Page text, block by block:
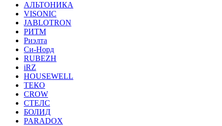
АЛЬТОНИКА
VISONIC
JABLOTRON
РИТМ
Риэлта
Си-Норд
RUBEZH
iRZ
HOUSEWELL
ТЕКО
CROW
СТЕЛС
БОЛИД
PARADOX